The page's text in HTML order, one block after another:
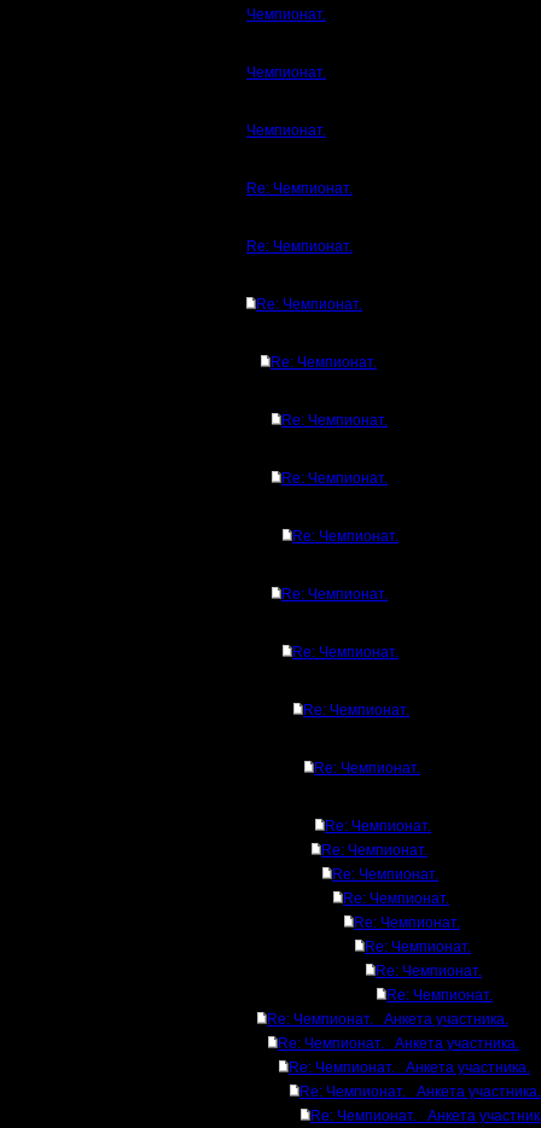
Чемпионат.
Чемпионат.
Чемпионат.
Re: Чемпионат.
Re: Чемпионат.
Re: Чемпионат.
Re: Чемпионат.
Re: Чемпионат.
Re: Чемпионат.
Re: Чемпионат.
Re: Чемпионат.
Re: Чемпионат.
Re: Чемпионат.
Re: Чемпионат.
Re: Чемпионат.
Re: Чемпионат.
Re: Чемпионат.
Re: Чемпионат.
Re: Чемпионат.
Re: Чемпионат.
Re: Чемпионат.
Re: Чемпионат.
Re: Чемпионат. Анкета участника.
Re: Чемпионат. Анкета участника.
Re: Чемпионат. Анкета участника.
Re: Чемпионат. Анкета участника.
Re: Чемпионат. Анкета